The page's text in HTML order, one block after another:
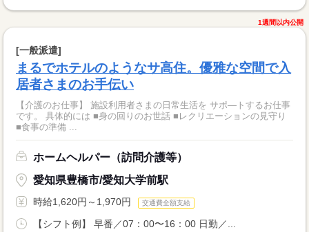
1週間以内公開
[一般派遣]
まるでホテルのようなサ高住。優雅な空間で入
居者さまのお手伝い
【介護のお仕事】 施設利用者さまの日常生活を サポ―トするお仕事
です。 具体的には ■身の回りのお世話 ■レクリエーションの見守り
■食事の準備 ...
ホームヘルパー（訪問介護等）
愛知県豊橋市/愛知大学前駅
時給1,620円～1,970円 交通費全額支給
【シフト例】 早番／07：00〜16：00 日勤／...